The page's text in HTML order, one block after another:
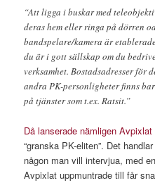
“Att ligga i buskar med
deras hem eller ringa på dörren
bandspelare/kamera är
du är i gott sällskap om du
verksamhet. Bostadsadresser för
andra PK-personligheter finns
på tjänster som t.ex. Ratsit.”
Då lanserade nämligen Avpixlat
“granska PK-eliten”. Det
någon man vill intervjua, med
Avpixlat uppmuntrade till får